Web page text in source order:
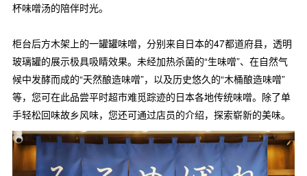
杯味噌汤的陪伴时光。
柜台后方木架上的一罐罐味噌，分别来自日本的47都道府县，透明
玻璃罐的展示极具吸睛效果。未经加热杀菌的“生味噌”、在自然气
候中发酵而成的“天然酿造味噌”，以及历史悠久的“木桶酿造味噌”
等，您可在此品尝平时超市难觅踪迹的日本各地传统味噌。除了单
手轻松回味故乡风味，您还可通过店员的介绍，探索崭新的美味。